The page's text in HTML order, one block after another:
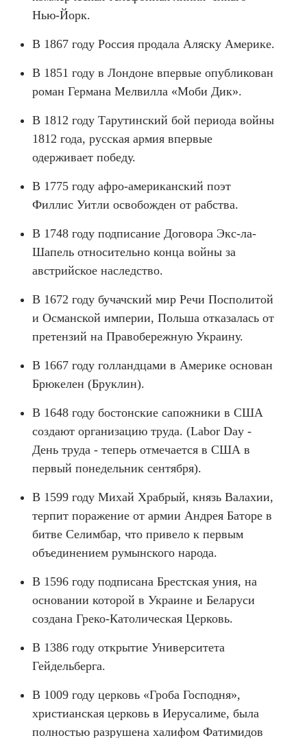
Нью-Йорк.
В 1867 году Россия продала Аляску Америке.
В 1851 году в Лондоне впервые опубликован
роман Германа Мелвилла «Моби Дик».
В 1812 году Тарутинский бой периода войны
1812 года, русская армия впервые
одерживает победу.
В 1775 году афро-американский поэт
Филлис Уитли освобожден от рабства.
В 1748 году подписание Договора Экс-ла-
Шапель относительно конца войны за
австрийское наследство.
В 1672 году бучачский мир Речи Посполитой
и Османской империи, Польша отказалась от
претензий на Правобережную Украину.
В 1667 году голландцами в Америке основан
Брюкелен (Бруклин).
В 1648 году бостонские сапожники в США
создают организацию труда. (Labor Day -
День труда - теперь отмечается в США в
первый понедельник сентября).
В 1599 году Михай Храбрый, князь Валахии,
терпит поражение от армии Андрея Баторе в
битве Селимбар, что привело к первым
объединением румынского народа.
В 1596 году подписана Брестская уния, на
основании которой в Украине и Беларуси
создана Греко-Католическая Церковь.
В 1386 году открытие Университета
Гейдельберга.
В 1009 году церковь «Гроба Господня»,
христианская церковь в Иерусалиме, была
полностью разрушена халифом Фатимидов